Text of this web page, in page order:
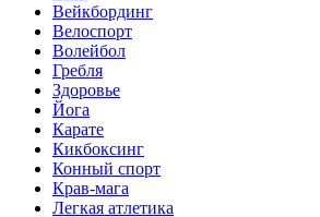
Вейкбординг
Велоспорт
Волейбол
Гребля
Здоровье
Йога
Карате
Кикбоксинг
Конный спорт
Крав-мага
Легкая атлетика